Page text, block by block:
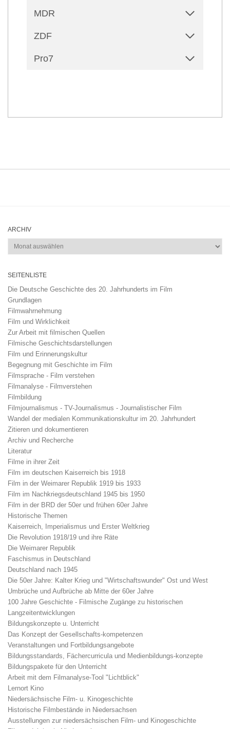
MDR
ZDF
Pro7
ARCHIV
Archiv
SEITENLISTE
Die Deutsche Geschichte des 20. Jahrhunderts im Film
Grundlagen
Filmwahrnehmung
Film und Wirklichkeit
Zur Arbeit mit filmischen Quellen
Filmische Geschichtsdarstellungen
Film und Erinnerungskultur
Begegnung mit Geschichte im Film
Filmsprache - Film verstehen
Filmanalyse - Filmverstehen
Filmbildung
Filmjournalismus - TV-Journalismus - Journalistischer Film
Wandel der medialen Kommunikationskultur im 20. Jahrhundert
Zitieren und dokumentieren
Archiv und Recherche
Literatur
Filme in ihrer Zeit
Film im deutschen Kaiserreich bis 1918
Film in der Weimarer Republik 1919 bis 1933
Film im Nachkriegsdeutschland 1945 bis 1950
Film in der BRD der 50er und frühen 60er Jahre
Historische Themen
Kaiserreich, Imperialismus und Erster Weltkrieg
Die Revolution 1918/19 und ihre Räte
Die Weimarer Republik
Faschismus in Deutschland
Deutschland nach 1945
Die 50er Jahre: Kalter Krieg und "Wirtschaftswunder" Ost und West
Umbrüche und Aufbrüche ab Mitte der 60er Jahre
100 Jahre Geschichte - Filmische Zugänge zu historischen
Langzeitentwicklungen
Bildungskonzepte u. Unterricht
Das Konzept der Gesellschafts-kompetenzen
Veranstaltungen und Fortbildungsangebote
Bildungsstandards, Fächercurricula und Medienbildungs-konzepte
Bildungspakete für den Unterricht
Arbeit mit dem Filmanalyse-Tool "Lichtblick"
Lernort Kino
Niedersächsische Film- u. Kinogeschichte
Historische Filmbestände in Niedersachsen
Ausstellungen zur niedersächsischen Film- und Kinogeschichte